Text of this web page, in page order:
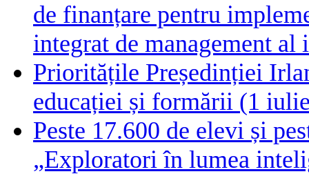
de finanțare pentru
integrat de management
Prioritățile Președinției
educației și formării (1
Peste 17.600 de elevi și
„Exploratori în lumea